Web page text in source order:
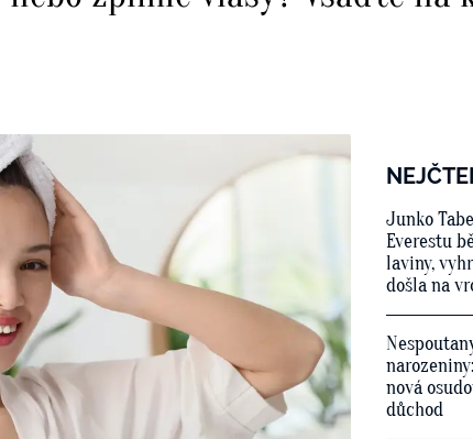
Junko
Everestu
laviny,
došla na
nová
důchod